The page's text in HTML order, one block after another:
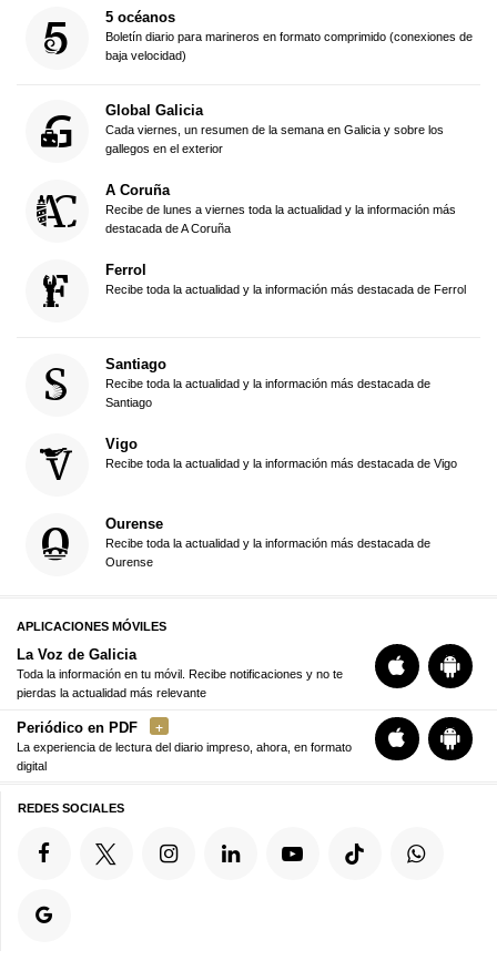
5 océanos
Boletín diario para marineros en formato comprimido (conexiones de
baja velocidad)
Global Galicia
Cada viernes, un resumen de la semana en Galicia y sobre los
gallegos en el exterior
A Coruña
Recibe de lunes a viernes toda la actualidad y la información más
destacada de A Coruña
Ferrol
Recibe toda la actualidad y la información más destacada de Ferrol
Santiago
Recibe toda la actualidad y la información más destacada de
Santiago
Vigo
Recibe toda la actualidad y la información más destacada de Vigo
Ourense
Recibe toda la actualidad y la información más destacada de
Ourense
APLICACIONES MÓVILES
La Voz de Galicia
Toda la información en tu móvil. Recibe notificaciones y no te
pierdas la actualidad más relevante
Periódico en PDF
La experiencia de lectura del diario impreso, ahora, en formato
digital
REDES SOCIALES